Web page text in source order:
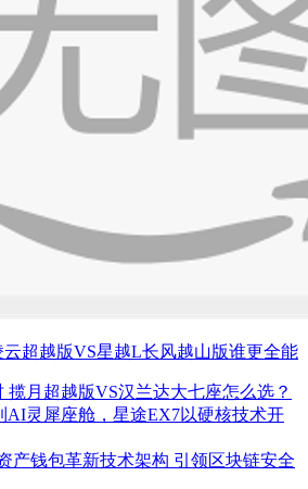
超越版VS星越L长风越山版谁更全能
揽月超越版VS汉兰达大七座怎么选？
AI灵犀座舱，星途EX7以硬核技术开
产钱包革新技术架构 引领区块链安全